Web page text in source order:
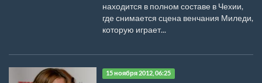
находится в полном составе в Чехии,
где снимается сцена венчания Миледи,
которую играет...
15 ноября 2012, 06:25